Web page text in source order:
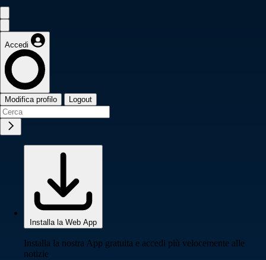
Accedi
Modifica profilo Logout
Installa la Web App
Installa la nostra App gratuita e accedi più velocemente alle
notizie